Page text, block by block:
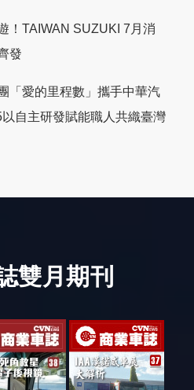
！TAIWAN SUZUKI 7月消
發
「愛的里程數」攜手中華汽
自主研發賦能職人共織臺灣
雙月期刊